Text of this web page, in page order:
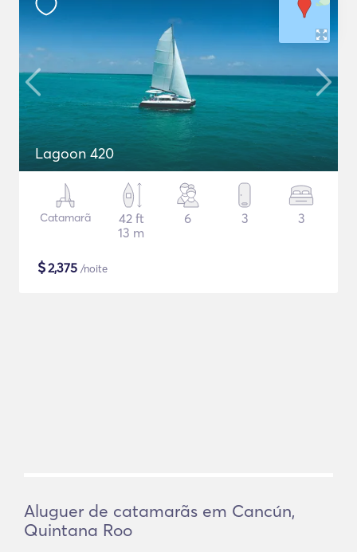
Lagoon 420
Catamarã
42 ft
13 m
6 3 3
$2,375 /noite
Aluguer de catamarãs em Cancún,
Quintana Roo